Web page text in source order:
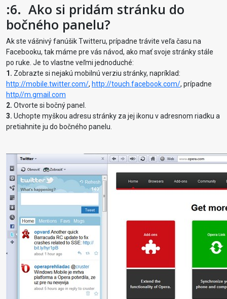
:6. Ako si pridám stránku do
bočného panelu?
Ak ste vášnivý fanúšik Twitteru, prípadne trávite veľa času na
Facebooku, tak máme pre vás návod, ako mať svoje stránky stále
po ruke. Je to vlastne veľmi jednoduché:
1. Zobrazte si nejakú mobilnú verziu stránky, napríklad:
http://mobile.twitter.com/, http://touch.facebook.com/, prípadne
http//m.gmail.com
2. Otvorte si bočný panel.
3. Uchopte myškou adresu stránky za jej ikonu v adresnom riadku a
pretiahnite ju do bočného panelu.